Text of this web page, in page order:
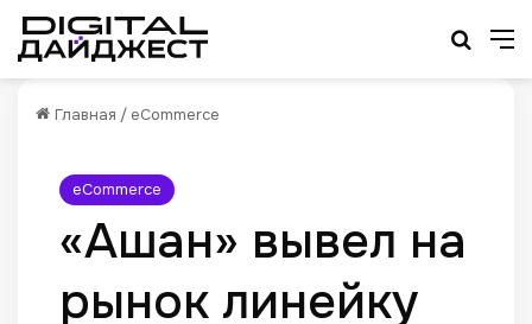
Главная / eCommerce
eCommerce
«Ашан» вывел на
рынок линейку